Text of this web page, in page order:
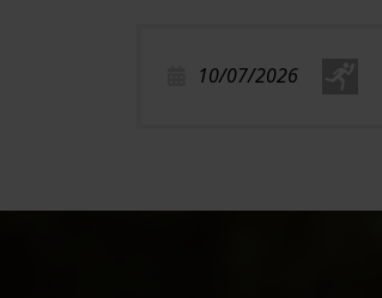
10/07/2026